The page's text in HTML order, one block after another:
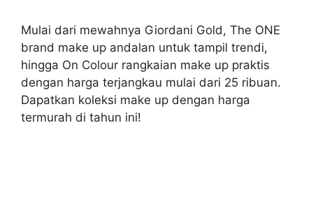
Mulai dari mewahnya Giordani Gold, The ONE
brand make up andalan untuk tampil trendi,
hingga On Colour rangkaian make up praktis
dengan harga terjangkau mulai dari 25 ribuan.
Dapatkan koleksi make up dengan harga
termurah di tahun ini!